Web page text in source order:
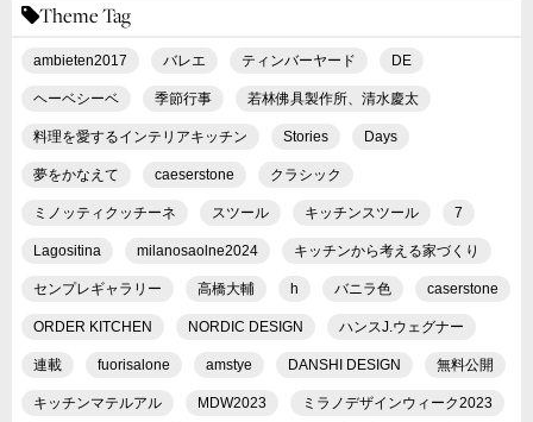
Theme Tag
ambieten2017 バレエ ティンバーヤード DE
ヘーベシーベ 季節行事 若林佛具製作所、清水慶太
料理を愛するインテリアキッチン Stories Days
夢をかなえて caeserstone クラシック
ミノッティクッチーネ スツール キッチンスツール 7
Lagositina milanosaolne2024 キッチンから考える家づくり
センプレギャラリー 高橋大輔 h バニラ色 caserstone
ORDER KITCHEN NORDIC DESIGN ハンスJ.ウェグナー
連載 fuorisalone amstye DANSHI DESIGN 無料公開
キッチンマテルアル MDW2023 ミラノデザインウィーク2023